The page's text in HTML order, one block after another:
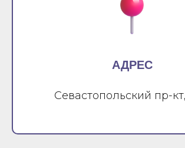
АДРЕС
Севастопольский пр-кт,